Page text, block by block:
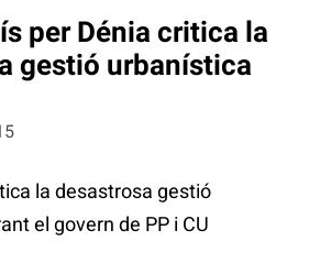
per Dénia critica la
gestió urbanística
la desastrosa gestió
el govern de PP i CU